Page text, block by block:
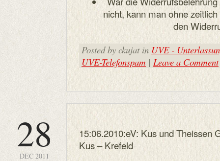
nicht, kann man ohne
den
Posted by ckujat in UVE -
UVE-Telefonspam | Leave a Comment
28
DEC 2011
15:06.2010:eV: Kus und Theissen
Kus – Krefeld